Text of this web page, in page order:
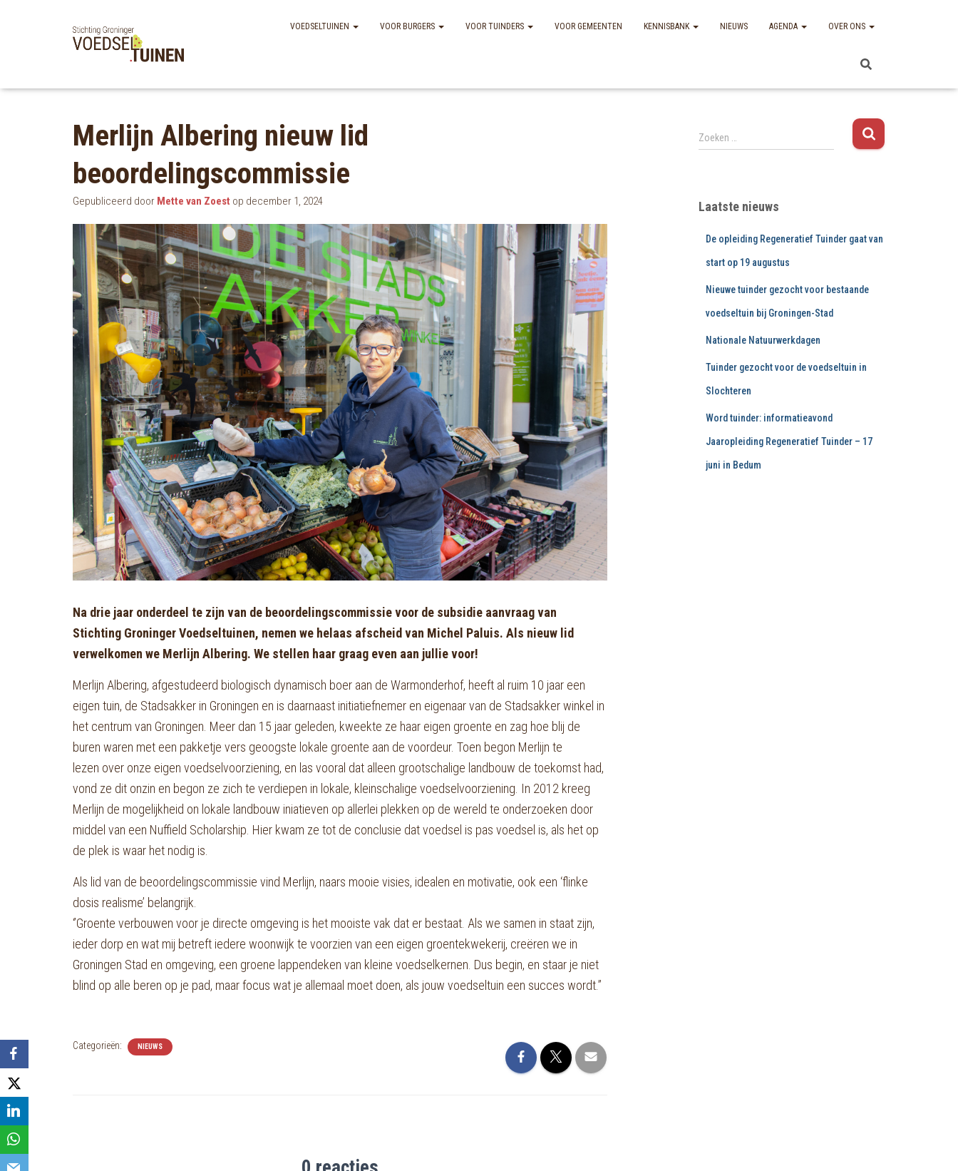
VOEDSELTUINEN VOOR BURGERS VOOR TUINDERS VOOR GEMEENTEN KENNISBANK NIEUWS AGENDA OVER ONS
Merlijn Albering nieuw lid
beoordelingscommissie
Gepubliceerd door Mette van Zoest op december 1, 2024
Na drie jaar onderdeel te zijn van de beoordelingscommissie voor de subsidie aanvraag van
Stichting Groninger Voedseltuinen, nemen we helaas afscheid van Michel Paluis. Als nieuw lid
verwelkomen we Merlijn Albering. We stellen haar graag even aan jullie voor!
Merlijn Albering, afgestudeerd biologisch dynamisch boer aan de Warmonderhof, heeft al ruim 10 jaar een
eigen tuin, de Stadsakker in Groningen en is daarnaast initiatiefnemer en eigenaar van de Stadsakker winkel in
het centrum van Groningen. Meer dan 15 jaar geleden, kweekte ze haar eigen groente en zag hoe blij de
buren waren met een pakketje vers geoogste lokale groente aan de voordeur. Toen begon Merlijn te
lezen over onze eigen voedselvoorziening, en las vooral dat alleen grootschalige landbouw de toekomst had,
vond ze dit onzin en begon ze zich te verdiepen in lokale, kleinschalige voedselvoorziening. In 2012 kreeg
Merlijn de mogelijkheid on lokale landbouw iniatieven op allerlei plekken op de wereld te onderzoeken door
middel van een Nuffield Scholarship. Hier kwam ze tot de conclusie dat voedsel is pas voedsel is, als het op
de plek is waar het nodig is.
Als lid van de beoordelingscommissie vind Merlijn, naars mooie visies, idealen en motivatie, ook een ‘flinke
dosis realisme’ belangrijk.
‘’Groente verbouwen voor je directe omgeving is het mooiste vak dat er bestaat. Als we samen in staat zijn,
ieder dorp en wat mij betreft iedere woonwijk te voorzien van een eigen groentekwekerij, creëren we in
Groningen Stad en omgeving, een groene lappendeken van kleine voedselkernen. Dus begin, en staar je niet
blind op alle beren op je pad, maar focus wat je allemaal moet doen, als jouw voedseltuin een succes wordt.’’
Categorieën: NIEUWS
Z
o
n
Zoeken …
Laatste nieuws
De opleiding Regeneratief Tuinder gaat van
start op 19 augustus
Nieuwe tuinder gezocht voor bestaande
voedseltuin bij Groningen-Stad
Nationale Natuurwerkdagen
Tuinder gezocht voor de voedseltuin in
Slochteren
Word tuinder: informatieavond
Jaaropleiding Regeneratief Tuinder – 17
juni in Bedum